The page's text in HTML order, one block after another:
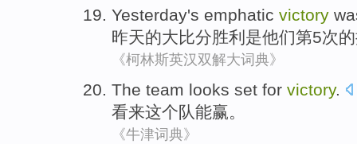
Yesterday's emphatic victory
昨天的大比分胜利 是他们第5次的
《柯林斯英汉双解大词典》
The team looks set for victory.
看来这个队能赢。
《牛津词典》